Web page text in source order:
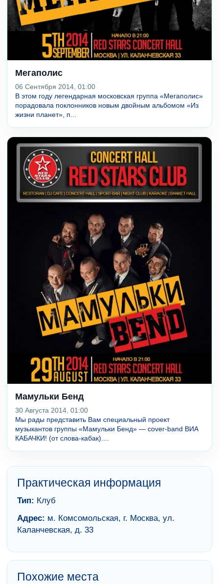
Мегаполис
06 Сентября 2014, 01:00
В этом году легендарная московская группа «Мегаполис»
порадовала поклонников новым двойным альбомом «Из
жизни планет», п...
Мамульки Бенд
30 Августа 2014, 01:00
Мы рады представить Вам специальный проект
музыкантов группы «Мамульки Бенд» — cover-band ВИА
КАБАЧКИ! (от слова-кабак)....
Практическая информация
Тип: Клуб
Адрес: м. Комсомольская, г. Москва, ул.
Каланчевская, д. 33
Похожие места